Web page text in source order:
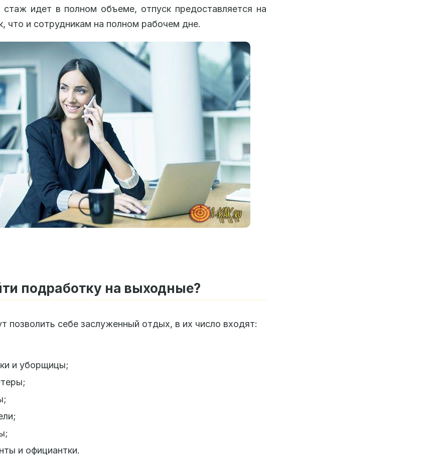
стаж идет в полном объеме, отпуск предоставляется на
что и сотрудникам на полном рабочем дне.
подработку на выходные?
позволить себе заслуженный отдых, в их число входят:
и уборщицы;
и официантки.